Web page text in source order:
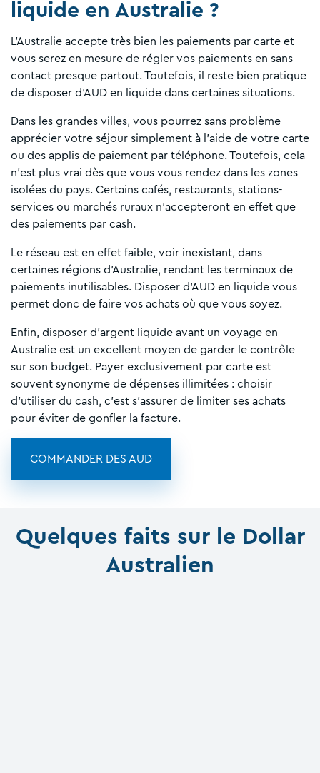
liquide en Australie ?
L'Australie accepte très bien les paiements par carte et
vous serez en mesure de régler vos paiements en sans
contact presque partout. Toutefois, il reste bien pratique
de disposer d'AUD en liquide dans certaines situations.
Dans les grandes villes, vous pourrez sans problème
apprécier votre séjour simplement à l'aide de votre carte
ou des applis de paiement par téléphone. Toutefois, cela
n'est plus vrai dès que vous vous rendez dans les zones
isolées du pays. Certains cafés, restaurants, stations-
services ou marchés ruraux n'accepteront en effet que
des paiements par cash.
Le réseau est en effet faible, voir inexistant, dans
certaines régions d'Australie, rendant les terminaux de
paiements inutilisables. Disposer d'AUD en liquide vous
permet donc de faire vos achats où que vous soyez.
Enfin, disposer d'argent liquide avant un voyage en
Australie est un excellent moyen de garder le contrôle
sur son budget. Payer exclusivement par carte est
souvent synonyme de dépenses illimitées : choisir
d'utiliser du cash, c'est s'assurer de limiter ses achats
pour éviter de gonfler la facture.
COMMANDER DES AUD
Quelques faits sur le Dollar
Australien